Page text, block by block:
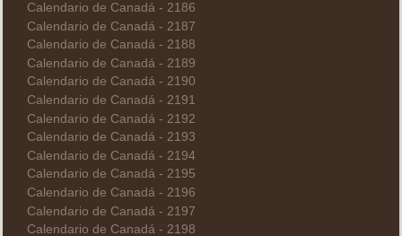
Calendario de Canadá - 2186
Calendario de Canadá - 2187
Calendario de Canadá - 2188
Calendario de Canadá - 2189
Calendario de Canadá - 2190
Calendario de Canadá - 2191
Calendario de Canadá - 2192
Calendario de Canadá - 2193
Calendario de Canadá - 2194
Calendario de Canadá - 2195
Calendario de Canadá - 2196
Calendario de Canadá - 2197
Calendario de Canadá - 2198